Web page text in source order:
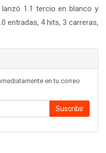
lanzó 1.1 tercio en blanco y
entradas, 4 hits, 3 carreras,
en tu correo
Suscribir